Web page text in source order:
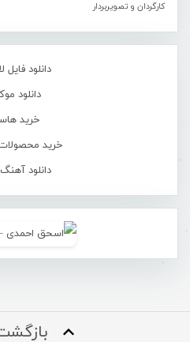
کارگردان و تصویربردار
دانلود فایل
دانلود
خرید
خرید
دانلود